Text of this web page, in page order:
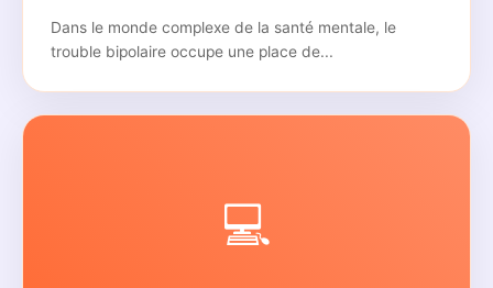
Dans le monde complexe de la santé mentale, le
trouble bipolaire occupe une place de...
💻